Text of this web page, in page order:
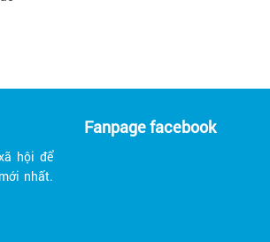
hội để
nhất.
Fanpage facebook